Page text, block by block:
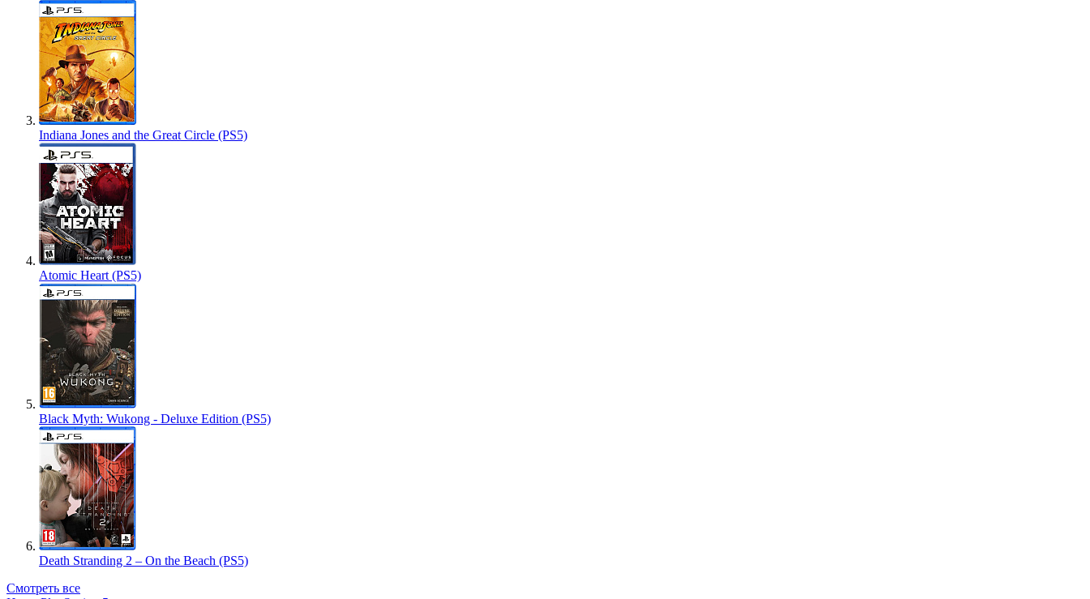
Indiana Jones and the Great Circle (PS5)
Atomic Heart (PS5)
Black Myth: Wukong - Deluxe Edition (PS5)
Death Stranding 2 – On the Beach (PS5)
Смотреть все